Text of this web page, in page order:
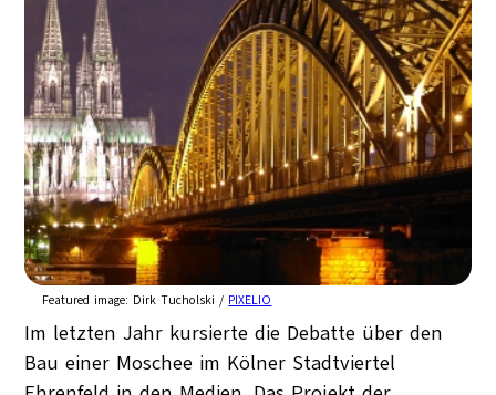
Featured image: Dirk Tucholski / PIXELIO
Im letzten Jahr kursierte die Debatte über den
Bau einer Moschee im Kölner Stadtviertel